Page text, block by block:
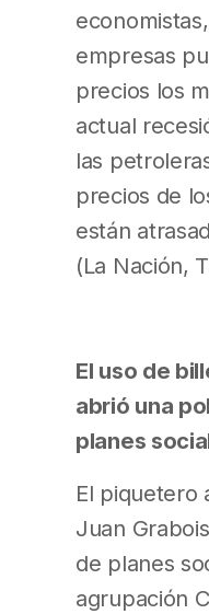
empresas
precios los
actual
las
precios de
están
(La Nación,
El uso de
abrió una
planes
El piquetero
Juan
de planes
agrupación